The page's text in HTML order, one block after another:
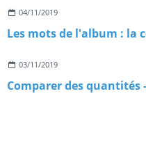
04/11/2019
03/11/2019
Comparer des quantités